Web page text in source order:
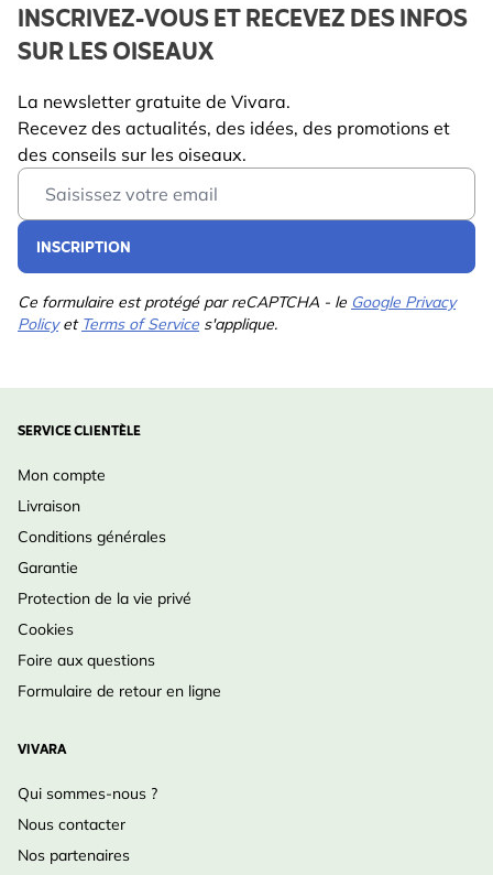
INSCRIVEZ-VOUS ET RECEVEZ DES INFOS
SUR LES OISEAUX
La newsletter gratuite de Vivara.
Recevez des actualités, des idées, des promotions et
des conseils sur les oiseaux.
Email Address
INSCRIPTION
Ce formulaire est protégé par reCAPTCHA - le Google Privacy
Policyet Terms of Service s'applique.
SERVICE CLIENTÈLE
Mon compte
Livraison
Conditions générales
Garantie
Protection de la vie privé
Cookies
Foire aux questions
Formulaire de retour en ligne
VIVARA
Qui sommes-nous ?
Nous contacter
Nos partenaires